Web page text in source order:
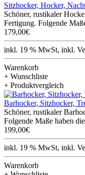
Sitzhocker, Hocker,
Schöner, rustikaler
Fertigung. Folgende
179,00€
inkl. 19 % MwSt, inkl.
Warenkorb
+ Wunschliste
+ Produktvergleich
Barhocker, Sitzhocker,
Schöner, rustikaler
Folgende Maße haben
199,00€
inkl. 19 % MwSt, inkl.
Warenkorb